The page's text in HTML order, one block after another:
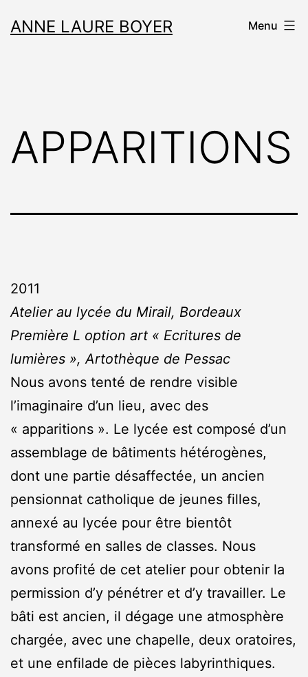
auANNE LAURE BOYER Menu
APPARITIONS
2011
Atelier au lycée du Mirail, Bordeaux
Première L option art « Ecritures de
lumières », Artothèque de Pessac
Nous avons tenté de rendre visible
l’imaginaire d’un lieu, avec des
« apparitions ». Le lycée est composé d’un
assemblage de bâtiments hétérogènes,
dont une partie désaffectée, un ancien
pensionnat catholique de jeunes filles,
annexé au lycée pour être bientôt
transformé en salles de classes. Nous
avons profité de cet atelier pour obtenir la
permission d’y pénétrer et d’y travailler. Le
bâti est ancien, il dégage une atmosphère
chargée, avec une chapelle, deux oratoires,
et une enfilade de pièces labyrinthiques.